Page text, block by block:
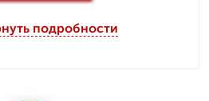
подробности